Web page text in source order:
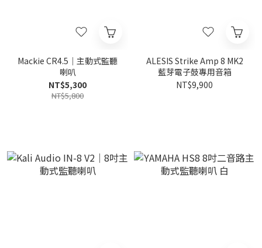
Mackie CR4.5｜主動式監聽
喇叭
NT$5,300
NT$5,800
ALESIS Strike Amp 8 MK2
藍芽電子鼓專用音箱
NT$9,900